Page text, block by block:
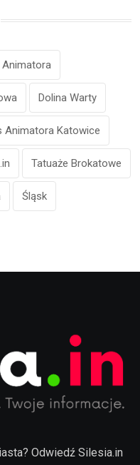
Dolina Warty
Animatora Katowice
Tatuaże Brokatowe
Śląsk
Odwiedź Silesia.in